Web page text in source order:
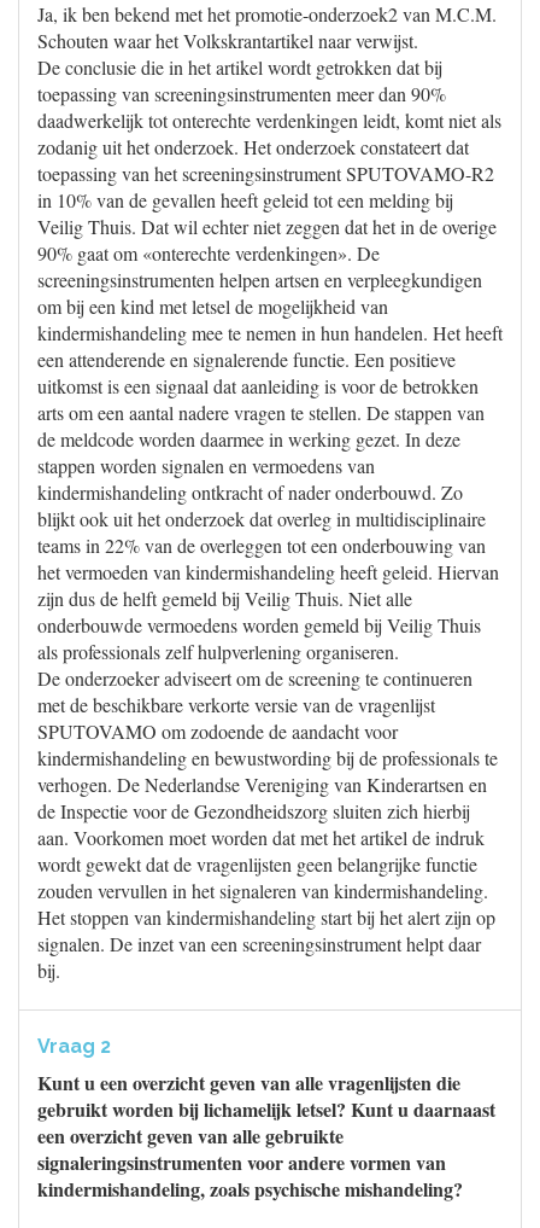
Ja, ik ben bekend met het promotie-onderzoek2 van M.C.M.
Schouten waar het Volkskrantartikel naar verwijst.
De conclusie die in het artikel wordt getrokken dat bij
toepassing van screeningsinstrumenten meer dan 90%
daadwerkelijk tot onterechte verdenkingen leidt, komt niet als
zodanig uit het onderzoek. Het onderzoek constateert dat
toepassing van het screeningsinstrument SPUTOVAMO-R2
in 10% van de gevallen heeft geleid tot een melding bij
Veilig Thuis. Dat wil echter niet zeggen dat het in de overige
90% gaat om «onterechte verdenkingen». De
screeningsinstrumenten helpen artsen en verpleegkundigen
om bij een kind met letsel de mogelijkheid van
kindermishandeling mee te nemen in hun handelen. Het heeft
een attenderende en signalerende functie. Een positieve
uitkomst is een signaal dat aanleiding is voor de betrokken
arts om een aantal nadere vragen te stellen. De stappen van
de meldcode worden daarmee in werking gezet. In deze
stappen worden signalen en vermoedens van
kindermishandeling ontkracht of nader onderbouwd. Zo
blijkt ook uit het onderzoek dat overleg in multidisciplinaire
teams in 22% van de overleggen tot een onderbouwing van
het vermoeden van kindermishandeling heeft geleid. Hiervan
zijn dus de helft gemeld bij Veilig Thuis. Niet alle
onderbouwde vermoedens worden gemeld bij Veilig Thuis
als professionals zelf hulpverlening organiseren.
De onderzoeker adviseert om de screening te continueren
met de beschikbare verkorte versie van de vragenlijst
SPUTOVAMO om zodoende de aandacht voor
kindermishandeling en bewustwording bij de professionals te
verhogen. De Nederlandse Vereniging van Kinderartsen en
de Inspectie voor de Gezondheidszorg sluiten zich hierbij
aan. Voorkomen moet worden dat met het artikel de indruk
wordt gewekt dat de vragenlijsten geen belangrijke functie
zouden vervullen in het signaleren van kindermishandeling.
Het stoppen van kindermishandeling start bij het alert zijn op
signalen. De inzet van een screeningsinstrument helpt daar
bij.
Vraag 2
Kunt u een overzicht geven van alle vragenlijsten die
gebruikt worden bij lichamelijk letsel? Kunt u daarnaast
een overzicht geven van alle gebruikte
signaleringsinstrumenten voor andere vormen van
kindermishandeling, zoals psychische mishandeling?